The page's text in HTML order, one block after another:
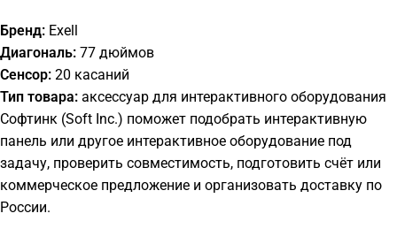
Бренд: Exell
Диагональ: 77 дюймов
Сенсор: 20 касаний
Тип товара: аксессуар для интерактивного оборудования
Софтинк (Soft Inc.) поможет подобрать интерактивную
панель или другое интерактивное оборудование под
задачу, проверить совместимость, подготовить счёт или
коммерческое предложение и организовать доставку по
России.